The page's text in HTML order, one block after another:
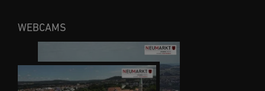
WEBCAMS